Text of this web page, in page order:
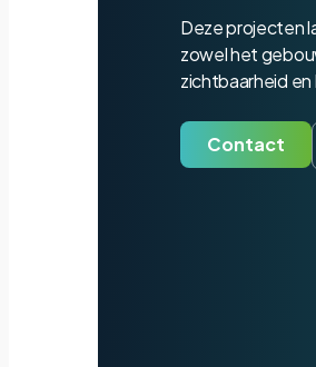
Deze projecten
zowel het
zichtbaarheid
Contact